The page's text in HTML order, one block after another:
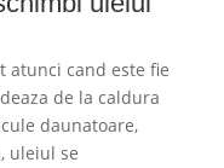
atunci cand este fie
de la caldura
daunatoare,
uleiul se